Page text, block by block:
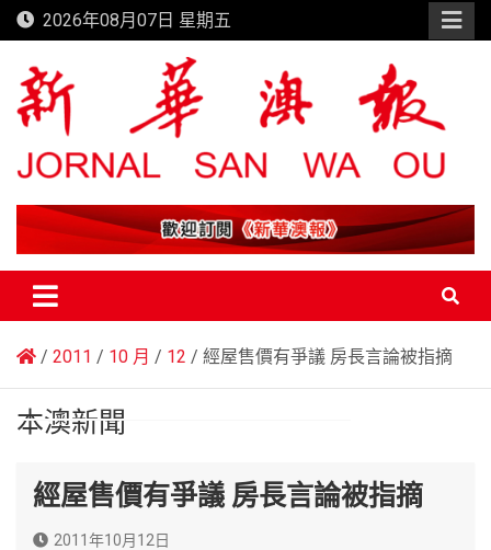
Skip
to
content
2026年08月07日 星期五
新華澳報
2011 10 月 12 經屋售價有爭議 房長言論被指摘
本澳新聞
經屋售價有爭議 房長言論被指摘
2011年10月12日